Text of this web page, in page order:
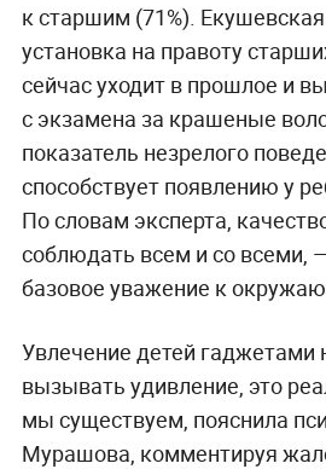
к старшим (71%).
установка на правоту
сейчас уходит в прошлое и
с экзамена за крашеные
показатель незрелого
способствует появлению у
По словам эксперта,
соблюдать всем и со всеми,
базовое уважение к
Увлечение детей гаджетами
вызывать удивление, это
мы существуем, пояснила
Мурашова, комментируя